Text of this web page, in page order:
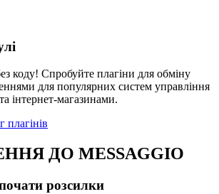
коду! Спробуйте плагіни для обміну
для популярних систем управління
інтернет-магазинами.
плагінів
ДО MESSAGGIO
розсилки